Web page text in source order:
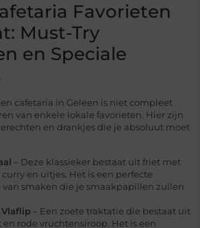
Favorieten
Must-Try
en Speciale
cafetaria in Geleen is niet compleet
van enkele lokale favorieten. Hier zijn
en drankjes die je absoluut moet
– Deze klassieker bestaat uit friet met
en uitjes. Het is een perfecte
smaken die je smaakpapillen zullen
– Een zoete traktatie die bestaat uit
en rode vruchtensiroop. Het is een